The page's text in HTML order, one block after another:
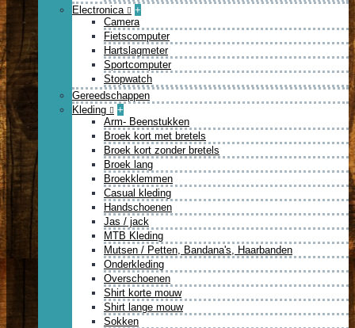
Electronica
+
Camera
Fietscomputer
Hartslagmeter
Sportcomputer
Stopwatch
Gereedschappen
Kleding
+
Arm- Beenstukken
Broek kort met bretels
Broek kort zonder bretels
Broek lang
Broekklemmen
Casual kleding
Handschoenen
Jas / jack
MTB Kleding
Mutsen / Petten, Bandana's, Haarbanden
Onderkleding
Overschoenen
Shirt korte mouw
Shirt lange mouw
Sokken